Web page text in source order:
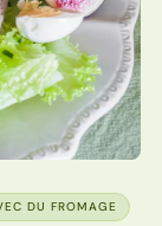
DU FROMAGE